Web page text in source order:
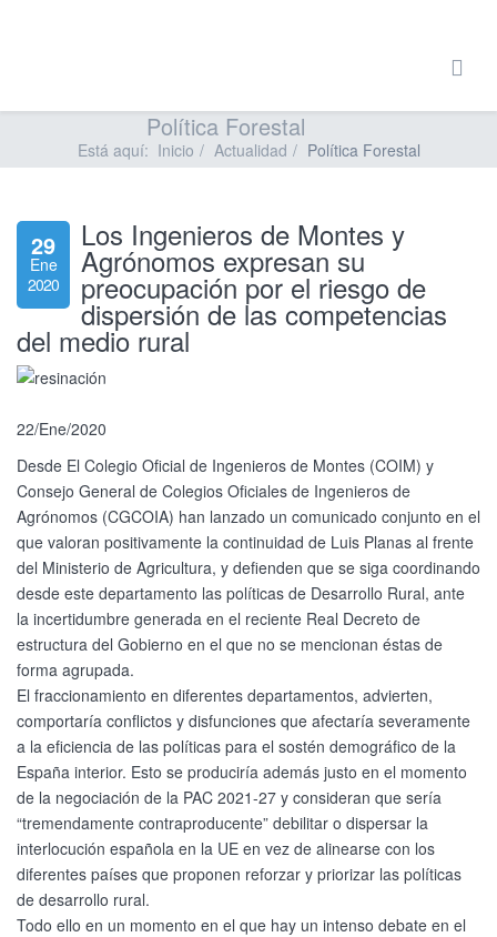
Política Forestal
Está aquí: Inicio Actualidad Política Forestal
29
Ene
2020
Los Ingenieros de Montes y
Agrónomos expresan su
preocupación por el riesgo de
dispersión de las competencias
del medio rural
22/Ene/2020
Desde El Colegio Oficial de Ingenieros de Montes (COIM) y
Consejo General de Colegios Oficiales de Ingenieros de
Agrónomos (CGCOIA) han lanzado un comunicado conjunto en el
que valoran positivamente la continuidad de Luis Planas al frente
del Ministerio de Agricultura, y defienden que se siga coordinando
desde este departamento las políticas de Desarrollo Rural, ante
la incertidumbre generada en el reciente Real Decreto de
estructura del Gobierno en el que no se mencionan éstas de
forma agrupada.
El fraccionamiento en diferentes departamentos, advierten,
comportaría conflictos y disfunciones que afectaría severamente
a la eficiencia de las políticas para el sostén demográfico de la
España interior. Esto se produciría además justo en el momento
de la negociación de la PAC 2021-27 y consideran que sería
“tremendamente contraproducente” debilitar o dispersar la
interlocución española en la UE en vez de alinearse con los
diferentes países que proponen reforzar y priorizar las políticas
de desarrollo rural.
Todo ello en un momento en el que hay un intenso debate en el